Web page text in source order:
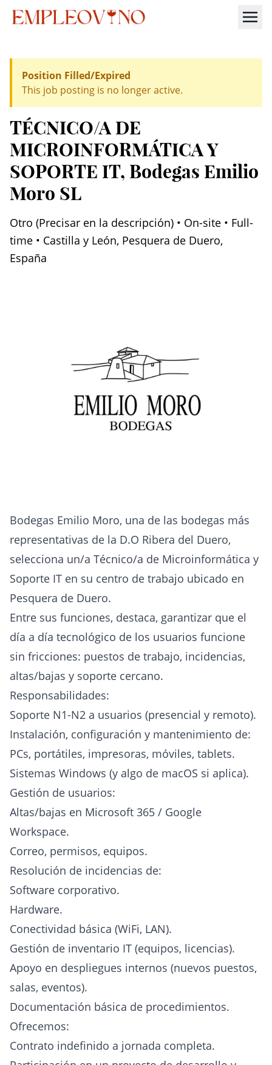
Position Filled/Expired
This job posting is no longer active.
TÉCNICO/A DE
MICROINFORMÁTICA Y
SOPORTE IT, Bodegas Emilio
Moro SL
Otro (Precisar en la descripción) • On-site • Full-
time • Castilla y León, Pesquera de Duero,
España
Bodegas Emilio Moro, una de las bodegas más
representativas de la D.O Ribera del Duero,
selecciona un/a Técnico/a de Microinformática y
Soporte IT en su centro de trabajo ubicado en
Pesquera de Duero.
Entre sus funciones, destaca, garantizar que el
día a día tecnológico de los usuarios funcione
sin fricciones: puestos de trabajo, incidencias,
altas/bajas y soporte cercano.
Responsabilidades:
Soporte N1-N2 a usuarios (presencial y remoto).
Instalación, configuración y mantenimiento de:
PCs, portátiles, impresoras, móviles, tablets.
Sistemas Windows (y algo de macOS si aplica).
Gestión de usuarios:
Altas/bajas en Microsoft 365 / Google
Workspace.
Correo, permisos, equipos.
Resolución de incidencias de:
Software corporativo.
Hardware.
Conectividad básica (WiFi, LAN).
Gestión de inventario IT (equipos, licencias).
Apoyo en despliegues internos (nuevos puestos,
salas, eventos).
Documentación básica de procedimientos.
Ofrecemos:
Contrato indefinido a jornada completa.